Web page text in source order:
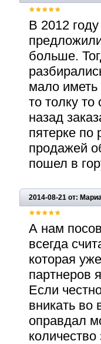
В 2012
больше.
мало иметь
то толку
назад
пятерке по
продажей
пошел в
2014-08-21 от:
А нам
всегда
которая
партнеров
Если
вникать во
оправдал